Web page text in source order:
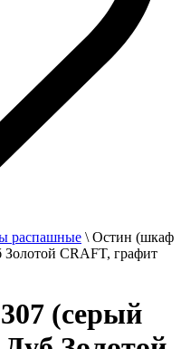
распашные \ Остин (шкаф
CRAFT, графит
(серый